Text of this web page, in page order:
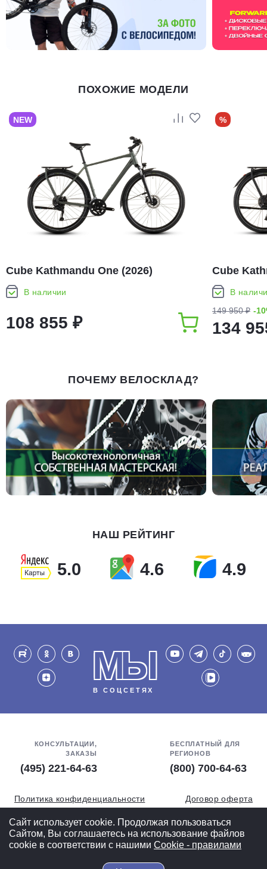
ПОХОЖИЕ МОДЕЛИ
NEW
Cube Kathmandu One (2026)
В наличии
108 855 ₽
%
Cube
В
149 950 ₽ -
134
ПОЧЕМУ ВЕЛОСКЛАД?
НАШ РЕЙТИНГ
5.0 4.6 4.9
МЫ
В СОЦСЕТЯХ
КОНСУЛЬТАЦИИ,
ЗАКАЗЫ
(495) 221-64-63
БЕСПЛАТНЫЙ ДЛЯ
РЕГИОНОВ
(800) 700-64-63
Политика конфиденциальности
Договор оферта
Обработка персональных данных
СОУТ
Полная версия
Сайт использует cookie. Продолжая пользоваться
Сайтом, Вы соглашаетесь на использование файлов
cookie в соответствии с нашими Cookiе - правилами